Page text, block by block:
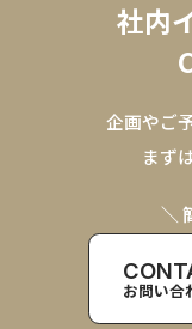
社内
企画やご
まず
＼
お問い合